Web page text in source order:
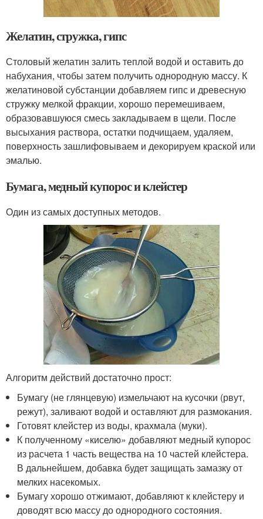
Желатин, стружка, гипс
Столовый желатин залить теплой водой и оставить до
набухания, чтобы затем получить однородную массу. К
желатиновой субстанции добавляем гипс и древесную
стружку мелкой фракции, хорошо перемешиваем,
образовавшуюся смесь закладываем в щели. После
высыхания раствора, остатки подчищаем, удаляем,
поверхность зашлифовываем и декорируем краской или
эмалью.
Бумага, медный купорос и клейстер
Один из самых доступных методов.
Алгоритм действий достаточно прост:
Бумагу (не глянцевую) измельчают на кусочки (рвут,
режут), заливают водой и оставляют для размокания.
Готовят клейстер из воды, крахмала (муки).
К полученному «киселю» добавляют медный купорос
из расчета 1 часть вещества на 10 частей клейстера.
В дальнейшем, добавка будет защищать замазку от
мелких насекомых.
Бумагу хорошо отжимают, добавляют к клейстеру и
доводят всю массу до однородного состояния.